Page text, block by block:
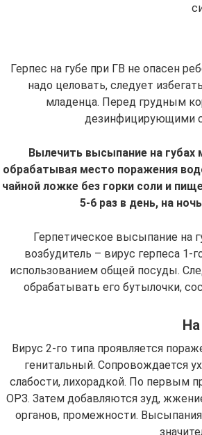
Герпес на губе при ГВ не опасен
надо целовать, следует
младенца. Перед грудным
дезинфицирующими
Вылечить высыпание на
обрабатывая место поражения
чайной ложке без горки соли и
5-6 раз в день, на
Герпетическое высыпание на
возбудитель – вирус герпеса 1-
использованием общей посуды.
обрабатывать его бутылочки,
Вирус 2-го типа проявляется
генитальный. Сопровождается
слабости, лихорадкой. По первым
ОРЗ. Затем добавляются зуд,
органов, промежности.